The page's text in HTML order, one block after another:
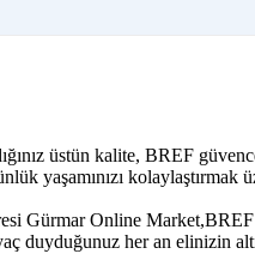
üstün kalite, BREF
yaşamınızı kolaylaştırmak
Gürmar Online
duyduğunuz her an elinizin